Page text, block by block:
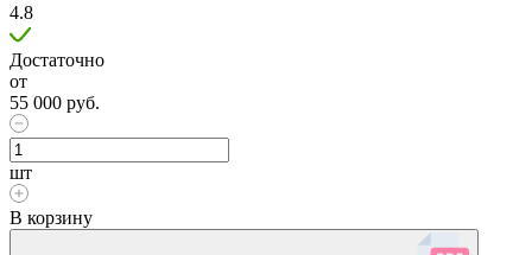
4.8
Достаточно
от
55 000 руб.
шт
В корзину